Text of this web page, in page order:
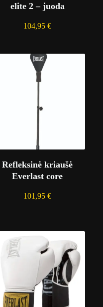
elite 2 – juoda
104,95€
Refleksinė kriaušė
Everlast core
101,95€